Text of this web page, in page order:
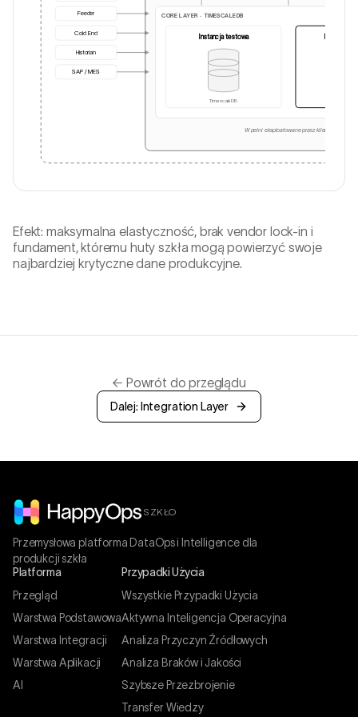
Feeder
Cold End
Historian
SAP / MES
CORE LAYER · TIMESCALEDB
Instancja testowa
TimescaleDB
W pełni eksploatowane przez klienta
Efekt: maksymalna elastyczność, brak vendor lock-in i
fundament, któremu huty szkła mogą powierzyć swoje
najbardziej krytyczne dane produkcyjne.
← Powrót do przeglądu
Dalej: Integration Layer
SZKŁO
Przemysłowa platforma DataOps i Intelligence dla
produkcji szkła
Platforma
Przegląd
Warstwa Podstawowa
Warstwa Integracji
Warstwa Aplikacji
AI
Przypadki Użycia
Wszystkie Przypadki Użycia
Aktywna Inteligencja Operacyjna
Analiza Przyczyn Źródłowych
Analiza Braków i Jakości
Szybsze Przezbrojenie
Transfer Wiedzy